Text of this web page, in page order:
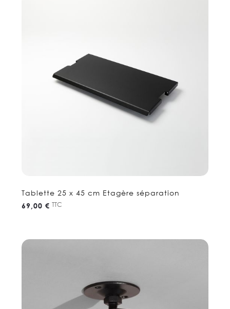
Tablette 25 x 45 cm Etagère séparation
69,00 € TTC